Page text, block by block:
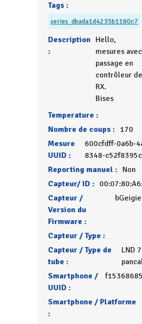
Tags :
series_dbada1d4235b1180c7
Description
:
Hello,
mesures
passage en
contrôleur
RX.
Bises
Temperature :
Nombre de coups : 170
Mesure
UUID :
600cfdff-0a6b-
8348-
Reporting manuel : Non
Capteur/ ID :
Capteur /
Version du
Firmware :
Capteur / Type :
Capteur / Type de
tube :
LND
Smartphone /
UUID :
Smartphone / Platforme
: